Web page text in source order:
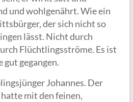
und wohlgenährt. Wie ein
der sich nicht so
lässt. Nicht durch
Flüchtlingsströme. Es ist
gegangen.
Johannes. Der
hatte mit den feinen,